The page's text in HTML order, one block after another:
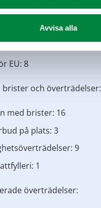
Avvisa alla
254
EU: 8
brister och överträdelser:
med brister: 16
på plats: 3
9
1
överträdelser: